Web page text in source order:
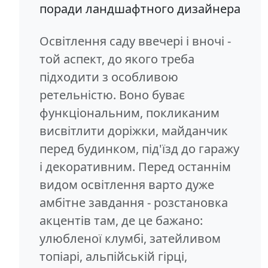
поради ландшафтного дизайнера
Освітлення саду ввечері і вночі -
той аспект, до якого треба
підходити з особливою
ретельністю. Воно буває
функціональним, покликаним
висвітлити доріжки, майданчик
перед будинком, під'їзд до гаражу
і декоративним. Перед останнім
видом освітлення варто дуже
амбітне завдання - розстановка
акцентів там, де це бажано:
улюбленої клумбі, затейливом
топіарі, альпійській гірці,